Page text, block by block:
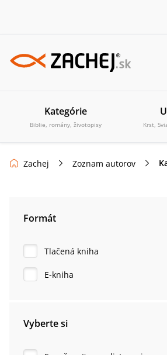
Kategórie
Biblie, romány, životopisy Krst,
Zachej Zoznam autorov
Formát
Tlačená kniha
E-kniha
Vyberte si